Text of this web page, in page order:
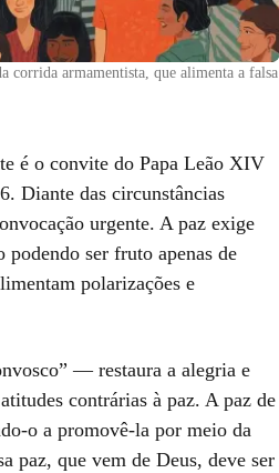
corrida armamentista, que alimenta a falsa
é o convite do Papa Leão XIV
Diante das circunstâncias
urgente. A paz exige
ser fruto apenas de
polarizações e
— restaura a alegria e
contrárias à paz. A paz de
o a promovê-la por meio da
paz, que vem de Deus, deve ser